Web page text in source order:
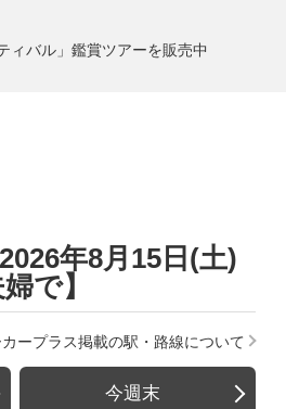
ィバル」鑑賞ツアーを販売中
年8月15日(土)
で】
ープラス掲載の駅・路線について
今週末